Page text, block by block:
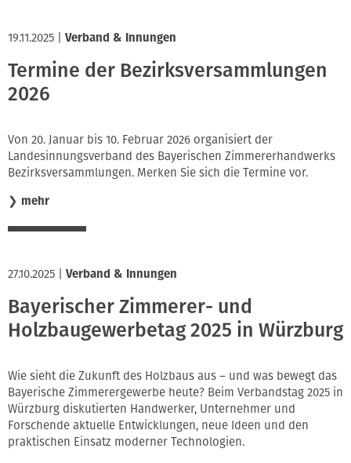
19.11.2025 Verband & Innungen
Termine der Bezirksversammlungen
2026
Von 20. Januar bis 10. Februar 2026 organisiert der
Landesinnungsverband des Bayerischen Zimmererhandwerks
Bezirksversammlungen. Merken Sie sich die Termine vor.
❯ mehr
27.10.2025 Verband & Innungen
Bayerischer Zimmerer- und
Holzbaugewerbetag 2025 in Würzburg
Wie sieht die Zukunft des Holzbaus aus – und was bewegt das
Bayerische Zimmerergewerbe heute? Beim Verbandstag 2025 in
Würzburg diskutierten Handwerker, Unternehmer und
Forschende aktuelle Entwicklungen, neue Ideen und den
praktischen Einsatz moderner Technologien.